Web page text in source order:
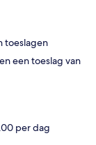
toeslagen
een toeslag van
per dag